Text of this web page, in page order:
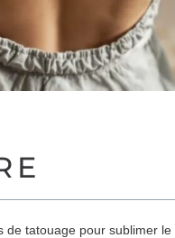
de tatouage pour sublimer